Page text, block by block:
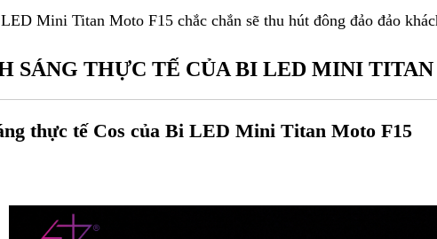
Mini Titan Moto F15 chắc chắn sẽ thu hút đông đảo đảo
SÁNG THỰC TẾ CỦA BI LED MINI
thực tế Cos của Bi LED Mini Titan Moto F15